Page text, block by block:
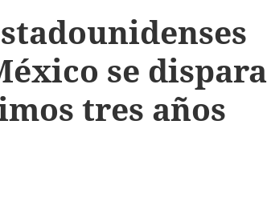
se dispara
tres años